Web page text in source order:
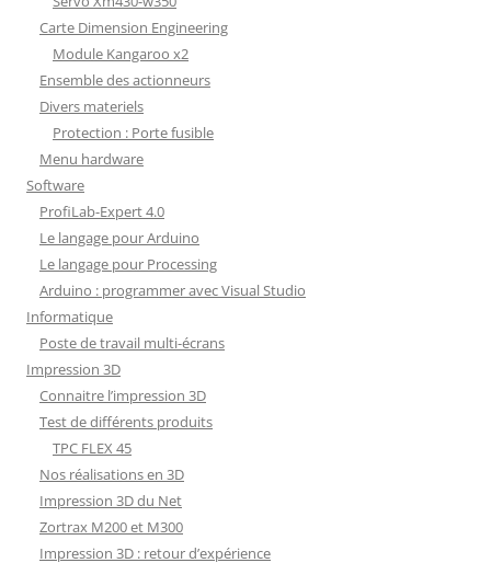
Carte Dimension Engineering
Module Kangaroo x2
Ensemble des actionneurs
Divers materiels
Protection : Porte fusible
Menu hardware
Software
ProfiLab-Expert 4.0
Le langage pour Arduino
Le langage pour Processing
Arduino : programmer avec Visual Studio
Informatique
Poste de travail multi-écrans
Impression 3D
Connaitre l’impression 3D
Test de différents produits
TPC FLEX 45
Nos réalisations en 3D
Impression 3D du Net
Zortrax M200 et M300
Impression 3D : retour d’expérience